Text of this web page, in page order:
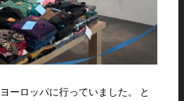
ーロッパに行っていました。 と